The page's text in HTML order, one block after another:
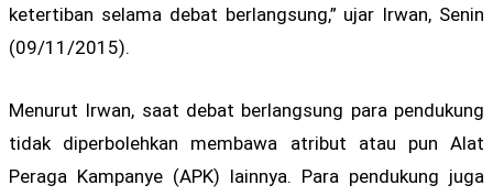
ketertiban selama debat berlangsung,” ujar Irwan, Senin
(09/11/2015).
Menurut Irwan, saat debat berlangsung para pendukung
tidak diperbolehkan membawa atribut atau pun Alat
Peraga Kampanye (APK) lainnya. Para pendukung juga